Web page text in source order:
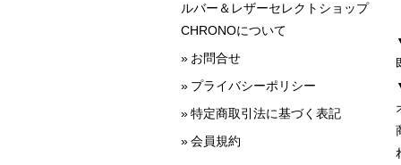
ルバー＆レザーセレクトショップ
CHRONOについて
お問合せ
プライバシーポリシー
特定商取引法に基づく表記
会員規約